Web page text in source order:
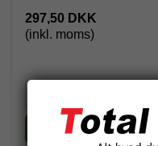
297,50 DKK
(inkl. moms)
Køb